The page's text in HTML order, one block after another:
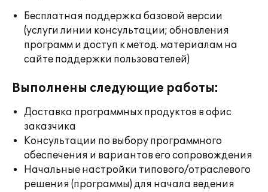
Бесплатная поддержка базовой версии
(услуги линии консультации; обновления
программ и доступ к метод. материалам на
сайте поддержки пользователей)
Выполнены следующие работы:
Доставка программных продуктов в офис
заказчика
Консультации по выбору программного
обеспечения и вариантов его сопровождения
Начальные настройки типового/отраслевого
решения (программы) для начала ведения